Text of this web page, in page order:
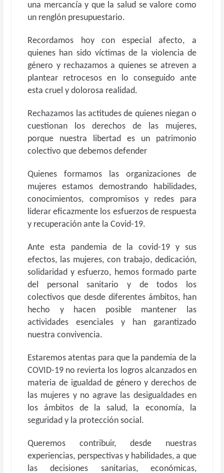
una mercancía y que la salud se valore como
un renglón presupuestario.
Recordamos hoy con especial afecto, a
quienes han sido víctimas de la violencia de
género y rechazamos a quienes se atreven a
plantear retrocesos en lo conseguido ante
esta cruel y dolorosa realidad.
Rechazamos las actitudes de quienes niegan o
cuestionan los derechos de las mujeres,
porque nuestra libertad es un patrimonio
colectivo que debemos defender
Quienes formamos las organizaciones de
mujeres estamos demostrando habilidades,
conocimientos, compromisos y redes para
liderar eficazmente los esfuerzos de respuesta
y recuperación ante la Covid-19.
Ante esta pandemia de la covid-19 y sus
efectos, las mujeres, con trabajo, dedicación,
solidaridad y esfuerzo, hemos formado parte
del personal sanitario y de todos los
colectivos que desde diferentes ámbitos, han
hecho y hacen posible mantener las
actividades esenciales y han garantizado
nuestra convivencia.
Estaremos atentas para que la pandemia de la
COVID-19 no revierta los logros alcanzados en
materia de igualdad de género y derechos de
las mujeres y no agrave las desigualdades en
los ámbitos de la salud, la economía, la
seguridad y la protección social.
Queremos contribuir, desde nuestras
experiencias, perspectivas y habilidades, a que
las decisiones sanitarias, económicas,